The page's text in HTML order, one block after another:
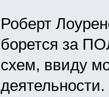
Роберт
борется за
схем, ввиду
деятельности.